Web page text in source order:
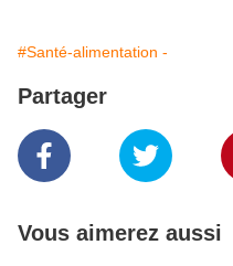
#Santé-alimentation -
Partager
Vous aimerez aussi